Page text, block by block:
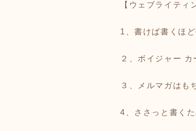
【ウェブライティ
1、書けば書くほ
２、ボイジャー
３、メルマガはも
4、ささっと書く